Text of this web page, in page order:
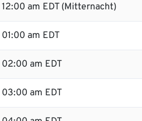
12:00 am EDT (Mitternacht)
01:00 am EDT
02:00 am EDT
03:00 am EDT